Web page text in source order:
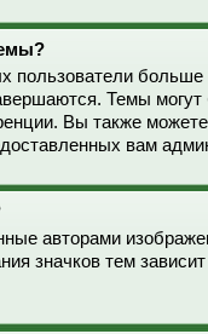
пользователи
Темы
Вы также
вам
авторами
значков тем